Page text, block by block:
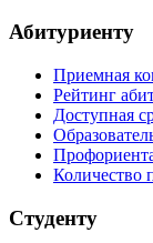
Абитуриенту
Приемная
Рейтинг
Доступная
Количество
Студенту